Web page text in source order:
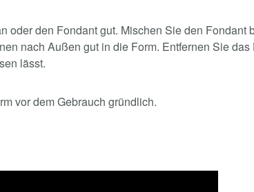
oder den Fondant gut. Mischen Sie den
nach Außen gut in die Form. Entfernen Sie
lässt.
vor dem Gebrauch gründlich.